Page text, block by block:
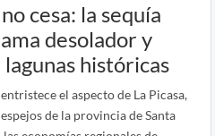
cesa: la sequía
desolador y
históricas
el aspecto de La Picasa,
de la provincia de Santa